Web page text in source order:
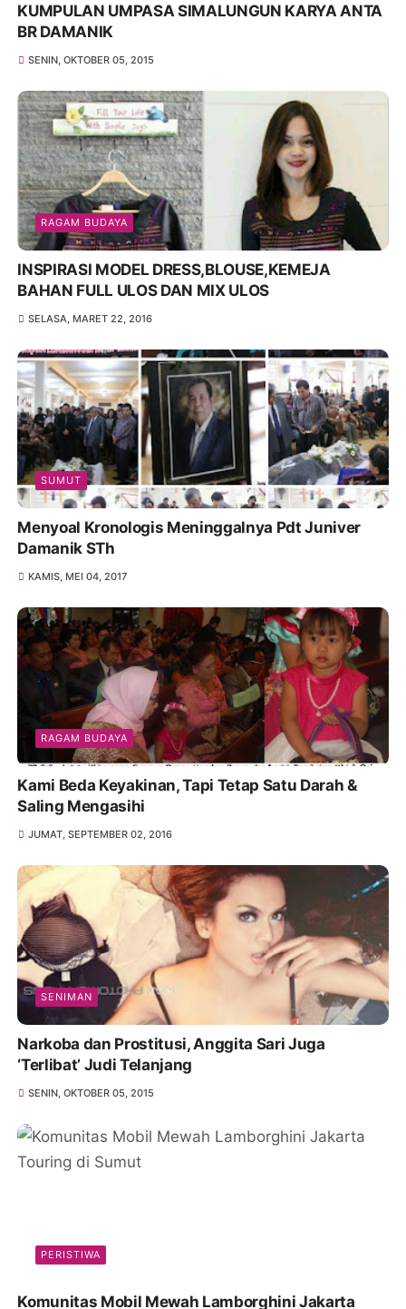
KUMPULAN UMPASA SIMALUNGUN KARYA ANTA
BR DAMANIK
SENIN, OKTOBER 05, 2015
RAGAM BUDAYA
INSPIRASI MODEL DRESS,BLOUSE,KEMEJA
BAHAN FULL ULOS DAN MIX ULOS
SELASA, MARET 22, 2016
SUMUT
Menyoal Kronologis Meninggalnya Pdt Juniver
Damanik STh
KAMIS, MEI 04, 2017
RAGAM BUDAYA
Kami Beda Keyakinan, Tapi Tetap Satu Darah &
Saling Mengasihi
JUMAT, SEPTEMBER 02, 2016
SENIMAN
Narkoba dan Prostitusi, Anggita Sari Juga
‘Terlibat’ Judi Telanjang
SENIN, OKTOBER 05, 2015
PERISTIWA
Komunitas Mobil Mewah Lamborghini Jakarta